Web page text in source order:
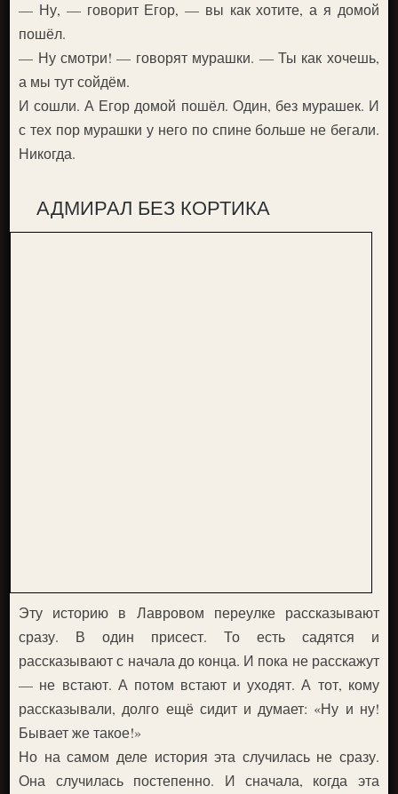
— Ну, — говорит Егор, — вы как хотите, а я домой
пошёл.
— Ну смотри! — говорят мурашки. — Ты как хочешь,
а мы тут сойдём.
И сошли. А Егор домой пошёл. Один, без мурашек. И
с тех пор мурашки у него по спине больше не бегали.
Никогда.
АДМИРАЛ БЕЗ КОРТИКА
Эту историю в Лавровом переулке рассказывают
сразу. В один присест. То есть садятся и
рассказывают с начала до конца. И пока не расскажут
— не встают. А потом встают и уходят. А тот, кому
рассказывали, долго ещё сидит и думает: «Ну и ну!
Бывает же такое!»
Но на самом деле история эта случилась не сразу.
Она случилась постепенно. И сначала, когда эта